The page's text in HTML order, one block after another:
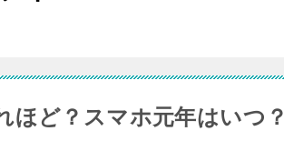
ほど？スマホ元年はいつ？